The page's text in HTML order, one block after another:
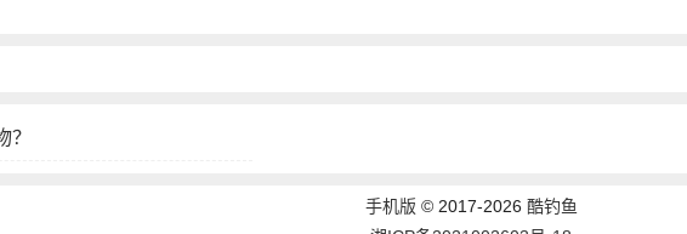
？
手机版 ©2017-2026 酷钓鱼